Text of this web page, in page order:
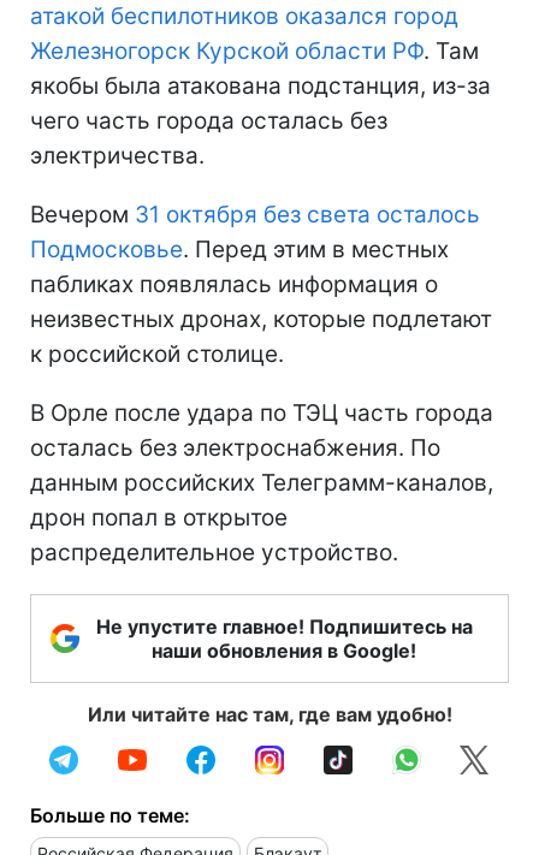
атакой беспилотников оказался город
Железногорск Курской области РФ. Там
якобы была атакована подстанция, из-за
чего часть города осталась без
электричества.
Вечером 31 октября без света осталось
Подмосковье. Перед этим в местных
пабликах появлялась информация о
неизвестных дронах, которые подлетают
к российской столице.
В Орле после удара по ТЭЦ часть города
осталась без электроснабжения. По
данным российских Телеграмм-каналов,
дрон попал в открытое
распределительное устройство.
Не упустите главное! Подпишитесь на
наши обновления в Google!
Или читайте нас там, где вам удобно!
Больше по теме: